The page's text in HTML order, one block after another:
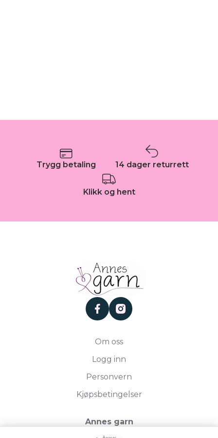
Trygg betaling 14 dager returrett
Klikk og hent
facebookinstagram
Om oss
Logg inn
Personvern
Kjøpsbetingelser
Annes garn
Storgata 19, 2750 Gran